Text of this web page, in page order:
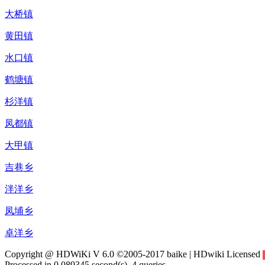
大桥镇
黄田镇
水口镇
鹤塘镇
杉洋镇
凤都镇
大甲镇
吉巷乡
泮洋乡
凤埔乡
卓洋乡
Copyright @ HDWiKi V 6.0 ©2005-2017 baike | HDwiki Licensed